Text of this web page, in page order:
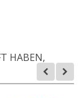
HABEN,